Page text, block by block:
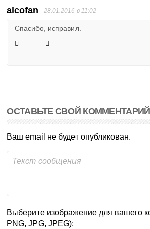
alcofan 28.01.2016 в 11:02
Спасибо, исправил.
ОСТАВЬТЕ СВОЙ КОММЕНТАРИЙ
Ваш email не будет опубликован.
Выберите изображение для вашего
PNG, JPG, JPEG):